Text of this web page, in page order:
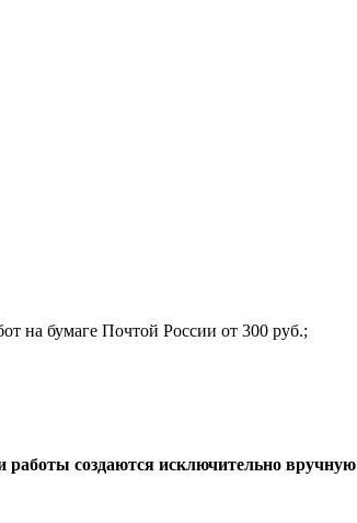
на бумаге Почтой России от 300 руб.;
работы создаются исключительно вручную